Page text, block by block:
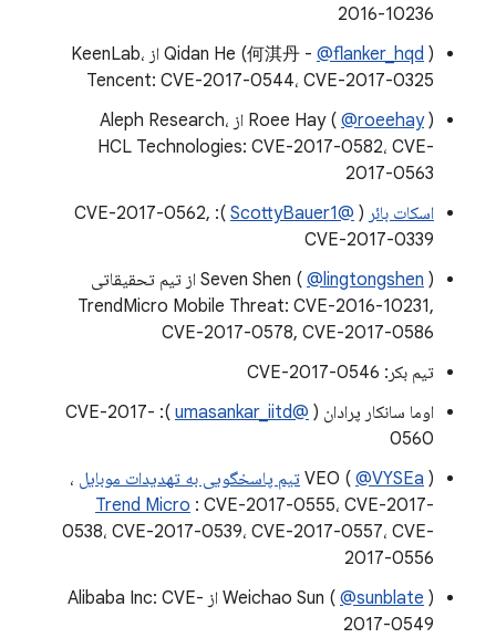
2016-10236
Qidan He (何淇丹 - @flanker_hqd
) از KeenLab،
Tencent: CVE-2017-0544، CVE-2017-0325
Roee Hay ( @roeehay
) از Aleph Research،
HCL Technologies: CVE-2017-0582، CVE-
2017-0563
اسکات بائر (
@ScottyBauer1
): CVE-2017-0562,
CVE-2017-0339
Seven Shen ( @lingtongshen
) از تیم تحقیقاتی
TrendMicro Mobile Threat: CVE-2016-10231,
CVE-2017-0578, CVE-2017-0586
تیم بکر: CVE-2017-0546
اوما سانکار پرادان ( @umasankar_iitd
): CVE-2017-
0560
VEO ( @VYSEa ) تیم پاسخگویی به تهدیدات موبایل ،
Trend Micro : CVE-2017-0555، CVE-2017-
0538، CVE-2017-0539، CVE-2017-0557، CVE-
2017-0556
Weichao Sun ( @sunblate
) از Alibaba Inc: CVE-
2017-0549